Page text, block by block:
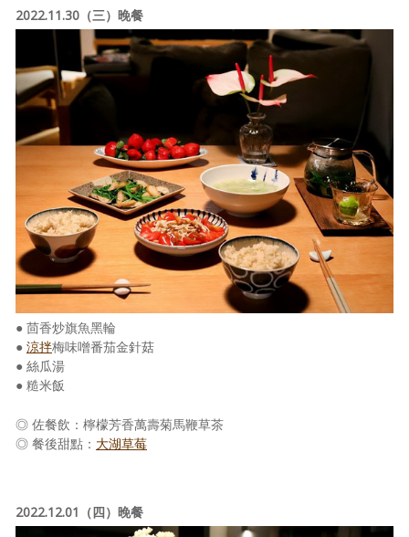
日記簿
餐桌週記
享樂隨手拍
照相簿
影音區
創意出版服務
歷史區
關於Yilan
個人著作
活動實況記錄
合作與代言
2022.11.30（三）晚餐
● 茴香炒旗魚黑輪
● 涼拌梅味噌番茄金針菇
● 絲瓜湯
● 糙米飯
◎ 佐餐飲：檸檬芳香萬壽菊馬鞭草茶
◎ 餐後甜點： 大湖草莓
2022.12.01（四）晚餐